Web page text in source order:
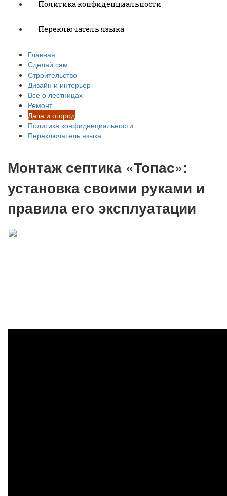
Политика конфиденциальности
Переключатель языка
Главная
Сделай сам
Строительство
Дизайн и интерьер
Все о лестницах
Ремонт
Дача и огород
Политика конфиденциальности
Переключатель языка
Монтаж септика «Топас»:
установка своими руками и
правила его эксплуатации